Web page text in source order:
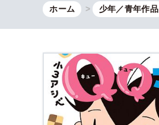
ホーム 少年／青年作品